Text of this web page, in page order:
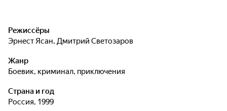
Режиссёры
Эрнест Ясан, Дмитрий Светозаров
Жанр
боевик, криминал, приключения
Страна и год
Россия, 1999